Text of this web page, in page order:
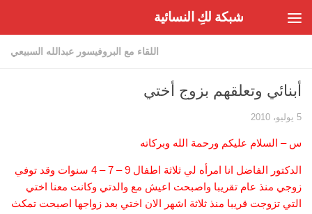
شبكة لكِ النسائية
اللقاء مع البروفيسور عبدالله السبيعي
أبنائي وتعلقهم بزوج أختي
5 يوليو، 2010
س – السلام عليكم ورحمة الله وبركاته
الدكتور الفاضل انا امرأه لي ثلاثة اطفال 9 – 7 – 4 سنوات وقد توفي
زوجي منذ عام تقريبا واصبحت اعيش مع والدتي وكانت معنا اختي
التي تزوجت قريبا منذ ثلاثة اشهر الان اختي بعد زواجها اصبحت تمكث